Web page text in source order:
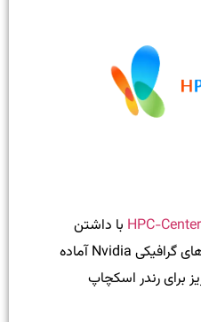
HPC- با داشتن
و کارت های گرافیکی Nvidia آماده
برای رندر اسکچاپ